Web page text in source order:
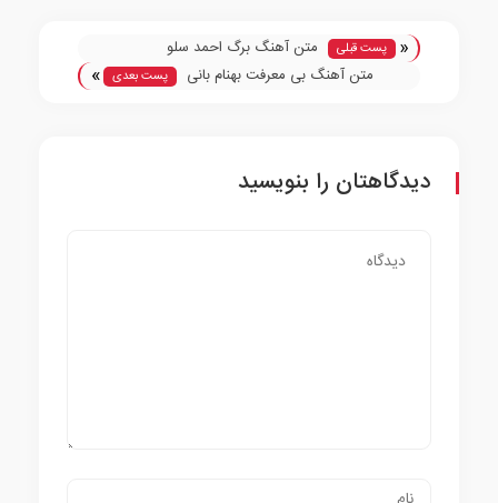
« پست قبلی
متن آهنگ برگ احمد سلو
متن آهنگ بی معرفت بهنام بانی
پست بعدی »
دیدگاهتان را بنویسید